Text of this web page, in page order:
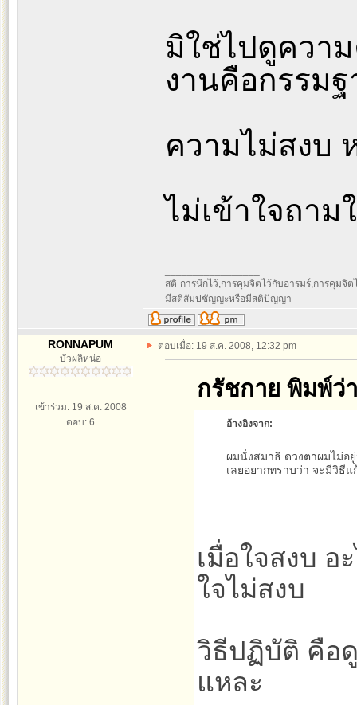
มิใช่ไปดูควา
งานคือกรรม
ความไม่สงบ
ไม่เข้าใจถา
สติ-การนึกไว้,การคุมจิตไว้กับอารมร์,การคุมจิ
มีสติสัมปชัญญะหรือมีสติปัญญา
RONNAPUM
บัวผลิหน่อ
เข้าร่วม: 19 ส.ค. 2008
ตอบ: 6
ตอบเมื่อ: 19 ส.ค. 2008, 12:32 pm
กรัชกาย พิมพ์ว่
อ้างอิงจาก:
ผมนั่งสมาธิ ดวงตาผมไม่อ
เลยอยากทราบว่า จะมีวิธีแ
เมื่อใจสงบ อ
ใจไม่สงบ
วิธีปฏิบัติ คือ
แหละ